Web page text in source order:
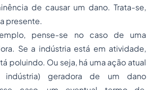
de causar um dano. Trata-se,
presente.
pense-se no caso de uma
Se a indústria está em atividade,
poluindo. Ou seja, há uma ação atual
indústria) geradora de um dano